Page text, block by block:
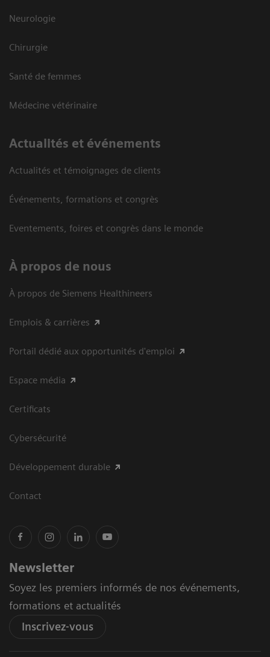
Neurologie
Chirurgie
Santé de femmes
Médecine vétérinaire
Actualités et événements
Actualités et témoignages de clients
Événements, formations et congrès
Eventements, foires et congrès dans le monde
À propos de nous
À propos de Siemens Healthineers
Emplois & carrières
Portail dédié aux opportunités d'emploi
Espace média
Certificats
Cybersécurité
Développement durable
Contact
Newsletter
Soyez les premiers informés de nos événements,
formations et actualités
Inscrivez-vous